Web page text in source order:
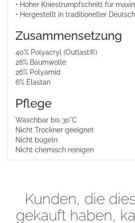
• Hoher Kniestrumpfschnitt für
• Hergestellt in traditioneller
Zusammensetzung
40% Polyacryl (Outlast®)
28% Baumwolle
26% Polyamid
6% Elastan
Pflege
Waschbar bis 30°C
Nicht Trockner geeignet
Nicht bügeln
Nicht chemisch reinigen
Kunden, die
gekauft haben,